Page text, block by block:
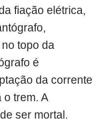
fiação elétrica,
topo da
é
da corrente
o trem. A
ser mortal.